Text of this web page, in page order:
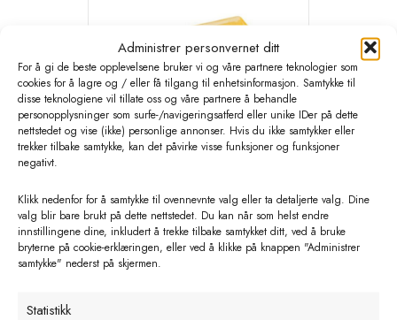
Administrer personvernet ditt
For å gi de beste opplevelsene bruker vi og våre partnere teknologier som
cookies for å lagre og / eller få tilgang til enhetsinformasjon. Samtykke til
disse teknologiene vil tillate oss og våre partnere å behandle
personopplysninger som surfe-/navigeringsatferd eller unike IDer på dette
nettstedet og vise (ikke) personlige annonser. Hvis du ikke samtykker eller
trekker tilbake samtykke, kan det påvirke visse funksjoner og funksjoner
negativt.
Klikk nedenfor for å samtykke til ovennevnte valg eller ta detaljerte valg. Dine
valg blir bare brukt på dette nettstedet. Du kan når som helst endre
innstillingene dine, inkludert å trekke tilbake samtykket ditt, ved å bruke
bryterne på cookie-erklæringen, eller ved å klikke på knappen "Administrer
samtykke" nederst på skjermen.
Statistikk
KRUUSE Vet kanyle 1.4×35.12stk
kr68,58 eks. MVA